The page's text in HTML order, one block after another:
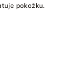
pokožku.